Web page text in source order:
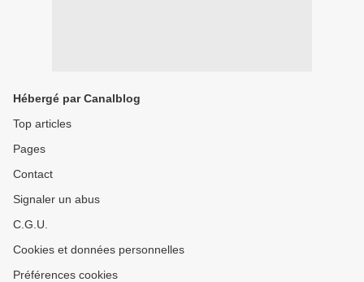
Hébergé par Canalblog
Top articles
Pages
Contact
Signaler un abus
C.G.U.
Cookies et données personnelles
Préférences cookies